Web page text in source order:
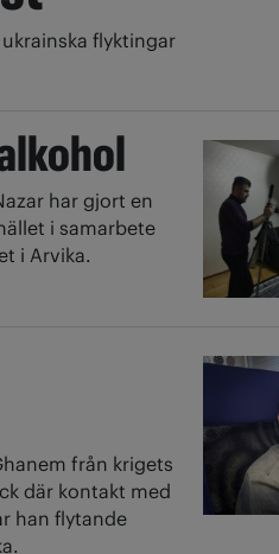
flyktingar
har gjort en
i samarbete
i Arvika.
från krigets
där kontakt med
han flytande